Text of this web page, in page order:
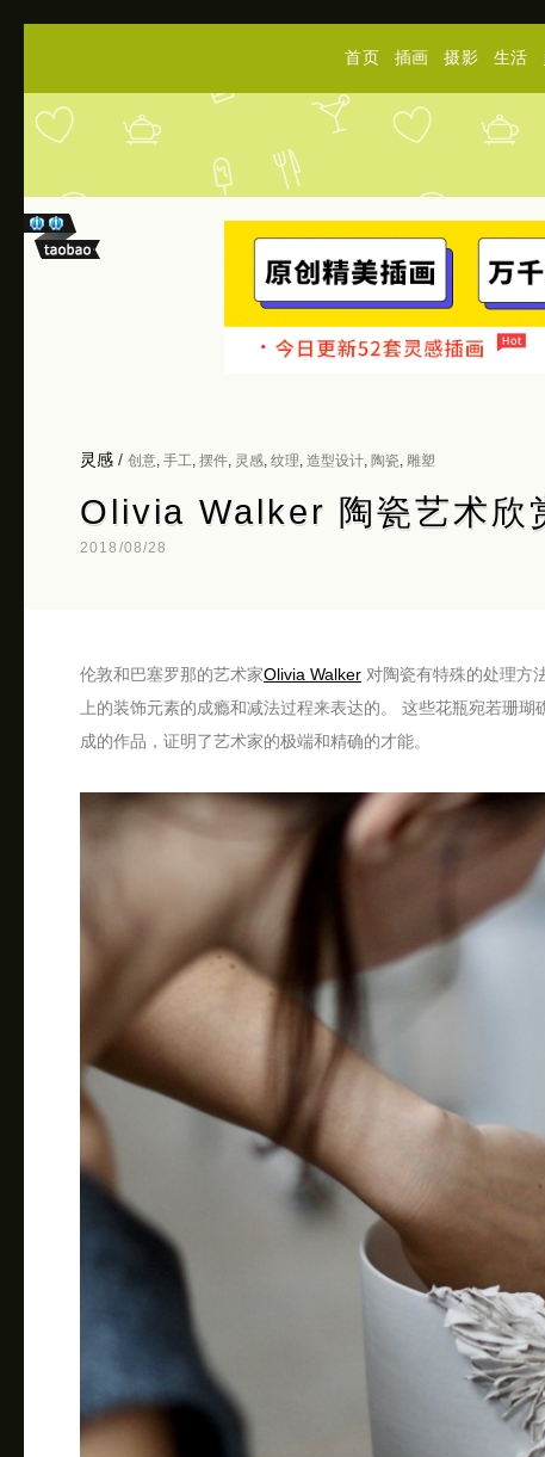
首页 插画 摄影 生活
灵感 / 创意 手工 摆件 灵感 纹理 造型设计 陶瓷 雕塑
Olivia Walker 陶瓷艺术欣
2018/08/28
伦敦和巴塞罗那的艺术家Olivia Walker 对陶瓷有特殊的处理方
上的装饰元素的成瘾和减法过程来表达的。 这些花瓶宛若珊
成的作品，证明了艺术家的极端和精确的才能。